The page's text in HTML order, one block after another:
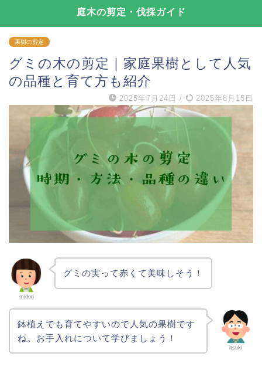
庭木の剪定・伐採ガイド
果樹の剪定
グミの木の剪定｜家庭果樹として人気
の品種と育て方も紹介
2025年7月24日 / 2025年8月15日
midori
グミの実って赤くて美味しそう！
itsuki
鉢植えでも育てやすいので人気の果樹です
ね。お手入れについて学びましょう！